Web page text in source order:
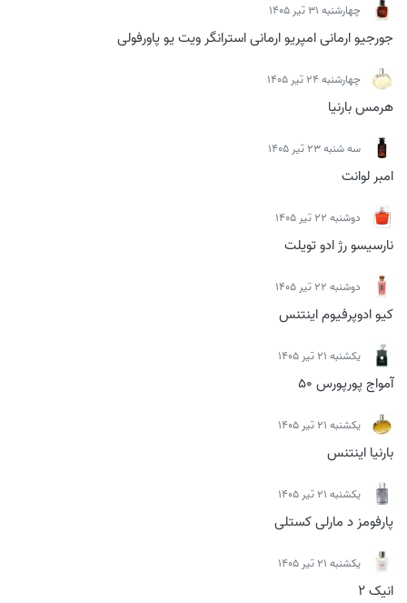
چهارشنبه 31 تیر 1405
جورجیو ارمانی امپریو ارمانی استرانگر ویت یو پاورفولی
چهارشنبه 24 تیر 1405
هرمس بارنیا
سه شنبه 23 تیر 1405
امبر لوانت
دوشنبه 22 تیر 1405
نارسیسو رژ ادو تویلت
دوشنبه 22 تیر 1405
کیو ادوپرفیوم اینتنس
يكشنبه 21 تیر 1405
آمواج پورپورس 50
يكشنبه 21 تیر 1405
بارنیا اینتنس
يكشنبه 21 تیر 1405
پارفومز د مارلی کستلی
يكشنبه 21 تیر 1405
انیک 2